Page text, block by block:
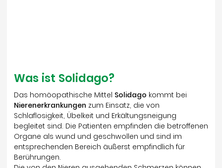
Was ist Solidago?
Das homöopathische Mittel Solidago kommt bei
Nierenerkrankungen zum Einsatz, die von
Schlaflosigkeit, Übelkeit und Erkältungsneigung
begleitet sind. Die Patienten empfinden die betroffenen
Organe als wund und geschwollen und sind im
entsprechenden Bereich äußerst empfindlich für
Berührungen.